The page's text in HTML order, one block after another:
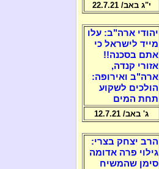
י"ג באב/ 22.7.21
יהודי ארה"ב: עלו
מייד לישראל כי
אתם בסכנה!!
אזורי קנדה,
ארה"ב ואירופה:
הולכים לשקוע
תחת המים
ג' באב/ 12.7.21
הרב יצחק בצרי:
גילוי פרה אדומה
סימן שהמשיח